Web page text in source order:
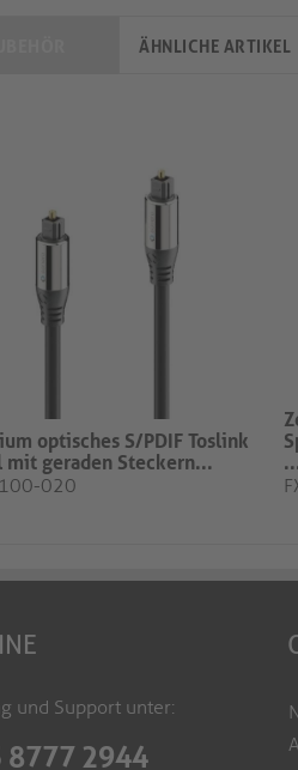
ÄHNLICHE ARTIKEL
optisches S/PDIF Toslink
mit geraden Steckern...
020
und Support unter:
8777 2944